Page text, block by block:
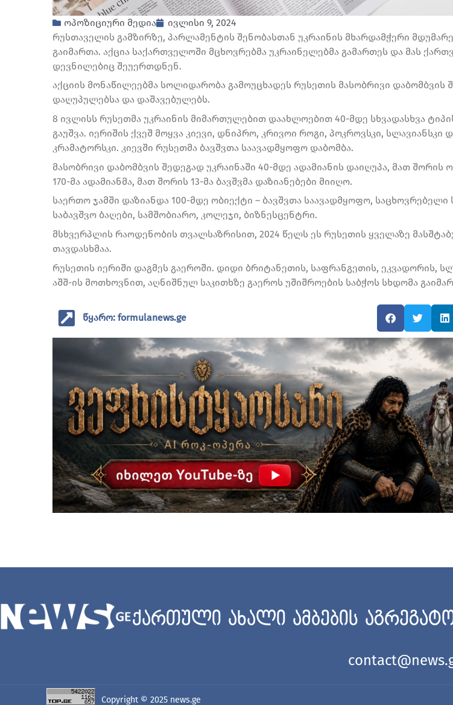
ოპოზიციური მედია
ივლისი 9, 2024
რუსთაველის გამზირზე, პარლამენტის შენობასთან უკრაინის მხარდამჭერი
გაიმართა. აქცია საქართველოში მცხოვრებმა უკრაინელებმა გამართეს და მას
დევნილებიც შეუერთდნენ.
აქციის მონაწილეებმა სოლიდარობა გამოუცხადეს რუსეთის მასობრივი დაბომბვის
დაღუპულებსა და დაშავებულებს.
8 ივლისს რუსეთმა უკრაინის მიმართულებით დაახლოებით 40-მდე სხვადასხვა
გაუშვა. იერიშის ქვეშ მოყვა კიევი, დნიპრო, კრივოი როგი, პოკროვსკი, სლავიანსკი
კრამატორსკი. კიევში რუსეთმა ბავშვთა საავადმყოფო დაბომბა.
მასობრივი დაბომბვის შედეგად უკრაინაში 40-მდე ადამიანის დაიღუპა, მათ შორის
170-მა ადამიანმა, მათ შორის 13-მა ბავშვმა დაზიანებები მიიღო.
საერთო ჯამში დაზიანდა 100-მდე ობიექტი – ბავშვთა საავადმყოფო, საცხოვრებელი
საბავშვო ბაღები, სამშობიარო, კოლეჯი, ბიზნესცენტრი.
მსხვერპლის რაოდენობის თვალსაზრისით, 2024 წელს ეს რუსეთის ყველაზე
თავდასხმაა.
რუსეთის იერიში დაგმეს გაეროში. დიდი ბრიტანეთის, საფრანგეთის, ეკვადორის,
აშშ-ის მოთხოვნით, აღნიშნულ საკითხზე გაეროს უშიშროების საბჭოს სხდომა
წყარო: formulanews.ge
ქართული ახალი ამბების
Copyright © 2025 news.ge